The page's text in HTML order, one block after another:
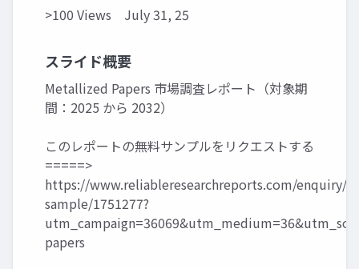
>100 Views July 31, 25
スライド概要
Metallized Papers 市場調査レポート（対象期
間：2025 から 2032）
このレポートの無料サンプルをリクエストする
=====>
https://www.reliableresearchreports.com/enquiry/
sample/1751277?
papers